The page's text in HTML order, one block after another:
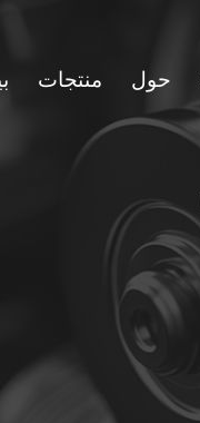
منتجات حول